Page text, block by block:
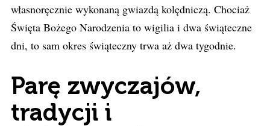
własnoręcznie wykonaną gwiazdą kolędniczą. Chociaż
Święta Bożego Narodzenia to wigilia i dwa świąteczne
dni, to sam okres świąteczny trwa aż dwa tygodnie.
Parę zwyczajów,
tradycji i